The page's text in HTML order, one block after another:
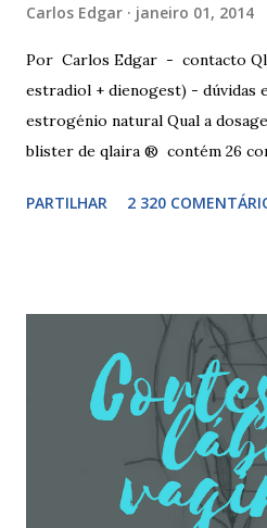
Carlos Edgar janeiro 01, 2014
Por Carlos Edgar - contacto
estradiol + dienogest) - dúvidas
estrogénio natural Qual a
blister de qlaira ® contém 26
comprimidos inativos brancos
estradiol (estrogénio natural) e
comprimidos amarelo claros,
estradiol (estrogénio natural)
comprimidos vermelho escuros,
de estradiol (estrogénio
não têm hormonas
Outros componentes: lactose
PARTILHAR 2 320